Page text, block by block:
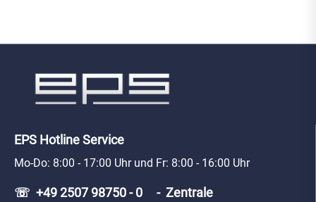
EPS Hotline Service
Mo-Do: 8:00 - 17:00 Uhr und Fr: 8:00 - 16:00 Uhr
☏ +49 2507 98750 - 0 - Zentrale